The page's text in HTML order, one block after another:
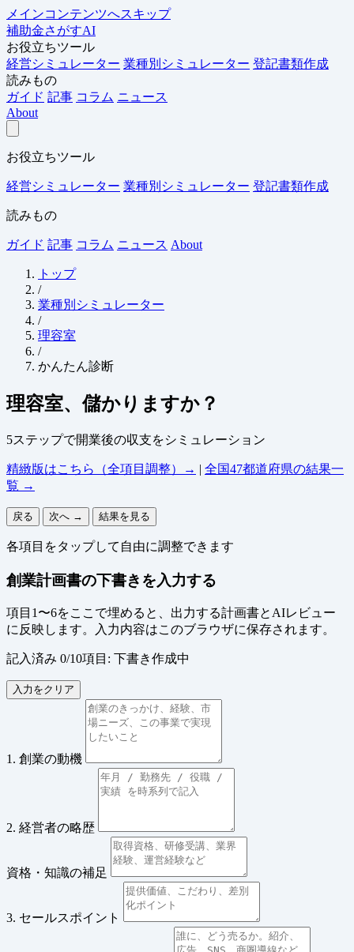
メインコンテンツへスキップ
補助金さがすAI
お役立ちツール
経営シミュレーター 業種別シミュレーター 登記書類作成
読みもの
ガイド 記事 コラム ニュース
About
お役立ちツール
経営シミュレーター 業種別シミュレーター 登記書類作成
読みもの
ガイド 記事 コラム ニュース About
トップ
/
業種別シミュレーター
/
理容室
/
かんたん診断
理容室、儲かりますか？
5ステップで開業後の収支をシミュレーション
精緻版はこちら（全項目調整）→ | 全国47都道府県の結果一
覧 →
戻る 次へ → 結果を見る
各項目をタップして自由に調整できます
創業計画書の下書きを入力する
項目1〜6をここで埋めると、出力する計画書とAIレビュー
に反映します。入力内容はこのブラウザに保存されます。
記入済み 0/10項目: 下書き作成中
入力をクリア
1. 創業の動機
2. 経営者の略歴
資格・知識の補足
3. セールスポイント